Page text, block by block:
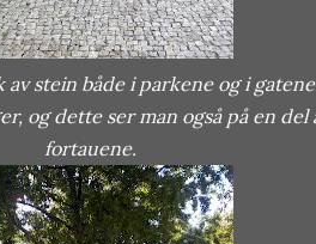
stein både i parkene og i
og dette ser man også på en del
fortauene.